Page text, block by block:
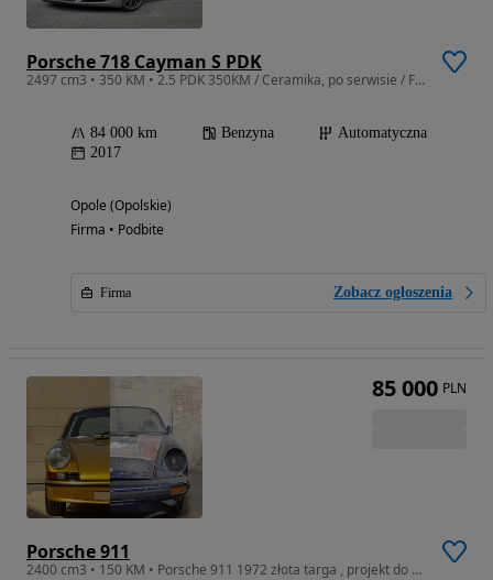
Porsche 718 Cayman S PDK
2497 cm3 • 350 KM • 2.5 PDK 350KM / Ceramika, po serwisie / FV23%
84 000 km Benzyna
Automatyczna
2017
Opole (Opolskie)
Firma • Podbite
Firma Zobacz ogłoszenia
Porsche 911
2400 cm3 • 150 KM • Porsche 911 1972 złota targa , projekt do renowacji
85 000 PLN